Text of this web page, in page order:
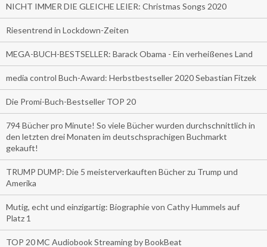
NICHT IMMER DIE GLEICHE LEIER: Christmas Songs 2020
Riesentrend in Lockdown-Zeiten
MEGA-BUCH-BESTSELLER: Barack Obama - Ein verheißenes Land
media control Buch-Award: Herbstbestseller 2020 Sebastian Fitzek
Die Promi-Buch-Bestseller TOP 20
794 Bücher pro Minute! So viele Bücher wurden durchschnittlich in
den letzten drei Monaten im deutschsprachigen Buchmarkt
gekauft!
TRUMP DUMP: Die 5 meisterverkauften Bücher zu Trump und
Amerika
Mutig, echt und einzigartig: Biographie von Cathy Hummels auf
Platz 1
TOP 20 MC Audiobook Streaming by BookBeat